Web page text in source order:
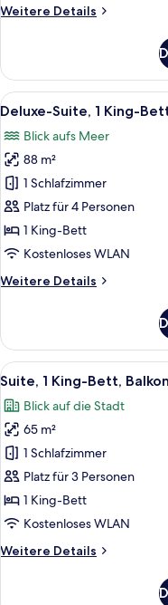
Weitere Details
Weitere
Zimmer,
1 King-
Bett
Alle
Fotos
für
Deluxe-
Suite,
1 King-
Bett
(Deluxe
anzeigen
12
Deluxe-Suite, 1 King-
Blick aufs Meer
88 m²
1 Schlafzimmer
Platz für 4 Personen
1 King-Bett
Kostenloses WLAN
Weitere Details
Weitere
Suite,
1 King-
Bett
Bosphorus)
Alle
Fotos
für
Suite,
1 King-
Bett,
Balkon
anzeigen
11
Suite, 1 King-Bett, Balkon
Blick auf die Stadt
65 m²
1 Schlafzimmer
Platz für 3 Personen
1 King-Bett
Kostenloses WLAN
Weitere Details
Weitere